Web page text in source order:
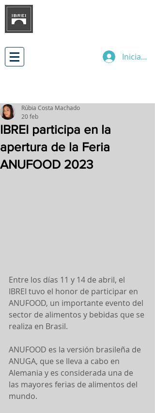
Iniciar
IBREI participa en la
apertura de la Feria
ANUFOOD 2023
Rúbia Costa Machado
20 feb
Entre los días 11 y 14 de abril, el
IBREI tuvo el honor de participar en
ANUFOOD, un importante evento del
sector de alimentos y bebidas que se
realiza en Brasil.
ANUFOOD es la versión brasileña de
ANUGA, que se lleva a cabo en
Alemania y es considerada una de
las mayores ferias de alimentos del
mundo.